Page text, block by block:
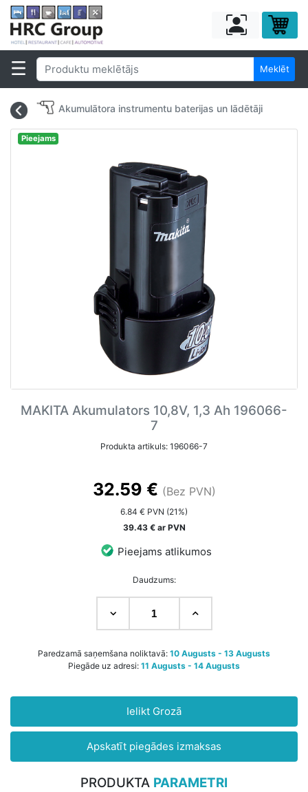
Meklēt
Akumulātora instrumentu baterijas un lādētāji
Pieejams
MAKITA Akumulators 10,8V, 1,3 Ah 196066-
7
Produkta artikuls: 196066-7
32.59 € (Bez PVN)
6.84 € PVN (21%)
39.43 € ar PVN
Pieejams atlikumos
Daudzums:
Paredzamā saņemšana noliktavā: 10 Augusts - 13 Augusts
Piegāde uz adresi: 11 Augusts - 14 Augusts
Ielikt Grozā
Apskatīt piegādes izmaksas
PRODUKTA PARAMETRI